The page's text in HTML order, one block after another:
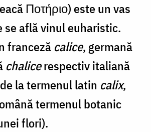
Ποτήριο) este un vas
se află vinul euharistic.
franceză calice, germană
chalicerespectiv italiană
la termenul latin calix,
termenul botanic
flori).